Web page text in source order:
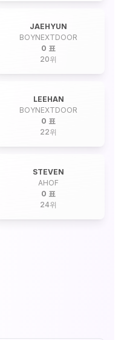
JAEHYUN
BOYNEXTDOOR
0 표
20위
LEEHAN
BOYNEXTDOOR
0 표
22위
STEVEN
AHOF
0 표
24위